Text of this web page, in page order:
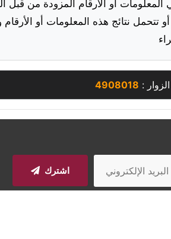
أو الأرقام المزودة من قبل
تتحمل نتائج هذه المعلومات أو
:
4908018
اشترك